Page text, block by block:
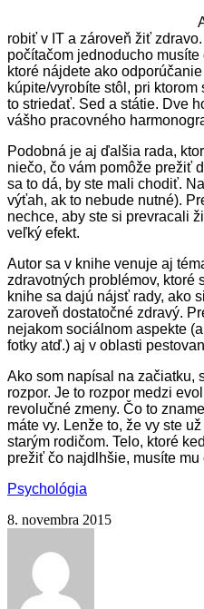
robiť v IT a zároveň žiť
počítačom jednoducho
ktoré nájdete ako
kúpite/vyrobíte stôl, pri
to striedať. Sed a státie. Dve
vášho pracovného
Podobná je aj ďalšia rada,
niečo, čo vám pomôže prežiť
sa to dá, by ste mali chodiť.
výťah, ak to nebude nutné).
nechce, aby ste si prevracali
veľký efekt.
Autor sa v knihe venuje aj
zdravotných problémov, ktoré
knihe sa dajú nájsť rady, ako
zaroveň dostatočné zdravý.
nejakom sociálnom aspekte
fotky atď.) aj v oblasti
Ako som napísal na začiatku,
rozpor. Je to rozpor medzi
revolučné zmeny. Čo to
máte vy. Lenže to, že vy ste
starým rodičom. Telo, ktoré
prežiť čo najdlhšie, musíte
Psychológia
8. novembra 2015